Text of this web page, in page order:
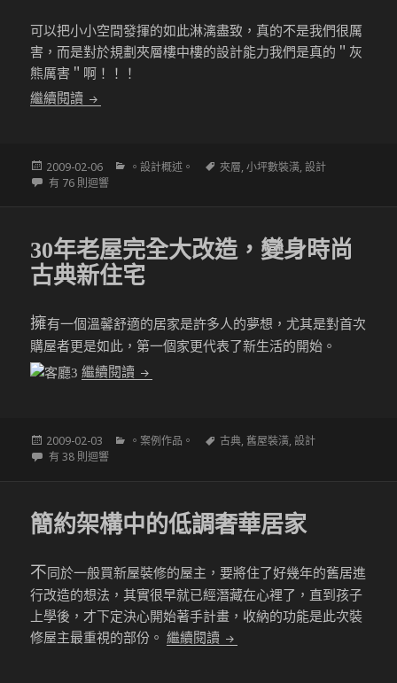
可以把小小空間發揮的如此淋漓盡致，真的不是我們很厲
害，而是對於規劃夾層樓中樓的設計能力我們是真的＂灰
熊厲害＂啊！！！
繼續閱讀 3米6挑高空間-自在輕盈的時尚質感
發
佈
2009-02-06
分。設計概述。
標
夾層,小坪數裝潢,設計
3米6挑高空間-自在輕盈的時尚質感
有 76 則迴響
30年老屋完全大改造，變身時尚
古典新住宅
擁有一個溫馨舒適的居家是許多人的夢想，尤其是對首次
購屋者更是如此，第一個家更代表了新生活的開始。
繼續閱讀 30年老屋完全大改造，變身時尚古典新住宅
發
佈
2009-02-03
分。案例作品。
標
古典, 舊屋裝潢,設計
30年老屋完全大改造，變身時尚古典新住宅
有 38 則迴響
簡約架構中的低調奢華居家
不 同於一般買新屋裝修的屋主，要將住了好幾年的舊居進
行改造的想法，其實很早就已經潛藏在心裡了，直到孩子
上學後，才下定決心開始著手計畫，收納的功能是此次裝
修屋主最重視的部份。繼續閱讀 簡約架構中的低調奢華居家